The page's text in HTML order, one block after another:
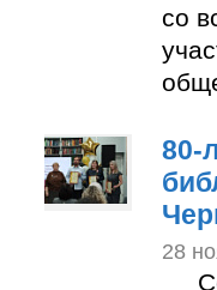
со
80-
28